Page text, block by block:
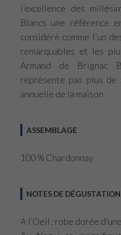
l’excellence des
Blancs une référence
considéré comme l’un
remarquables et les
Armand de Brignac
représente pas plus
annuelle de la maison
ASSEMBLAGE
100 % Chardonnay
NOTES DE DÉGUSTATION
A l’Oeil : robe dorée